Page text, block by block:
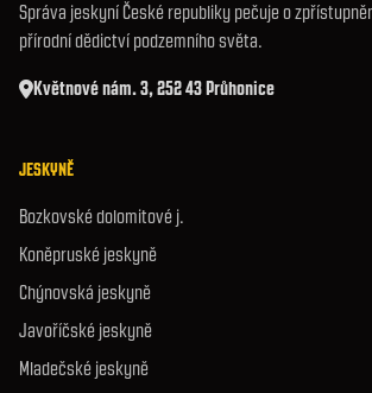
Správa jeskyní České republiky pečuje o
přírodní dědictví podzemního světa.
Květnové nám. 3, 252 43 Průhonice
JESKYNĚ
Bozkovské dolomitové j.
Koněpruské jeskyně
Chýnovská jeskyně
Javoříčské jeskyně
Mladečské jeskyně